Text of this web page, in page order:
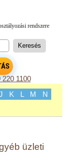
220 1100
K L M
N
üzleti